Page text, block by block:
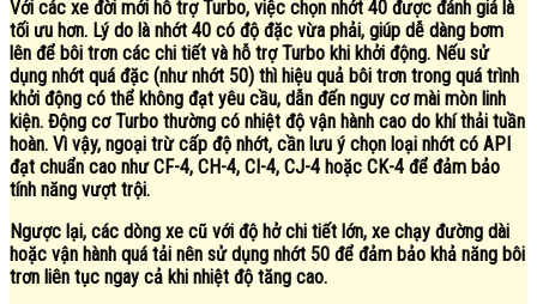
Với các xe đời mới hỗ trợ Turbo, việc chọn nhớt 40 được đánh giá là
tối ưu hơn. Lý do là nhớt 40 có độ đặc vừa phải, giúp dễ dàng bơm
lên để bôi trơn các chi tiết và hỗ trợ Turbo khi khởi động. Nếu sử
dụng nhớt quá đặc (như nhớt 50) thì hiệu quả bôi trơn trong quá trình
khởi động có thể không đạt yêu cầu, dẫn đến nguy cơ mài mòn linh
kiện. Động cơ Turbo thường có nhiệt độ vận hành cao do khí thải tuần
hoàn. Vì vậy, ngoại trừ cấp độ nhớt, cần lưu ý chọn loại nhớt có API
đạt chuẩn cao như CF-4, CH-4, CI-4, CJ-4 hoặc CK-4 để đảm bảo
tính năng vượt trội.
Ngược lại, các dòng xe cũ với độ hở chi tiết lớn, xe chạy đường dài
hoặc vận hành quá tải nên sử dụng nhớt 50 để đảm bảo khả năng bôi
trơn liên tục ngay cả khi nhiệt độ tăng cao.